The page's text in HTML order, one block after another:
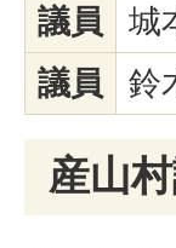
議員
城
議員
鈴
産山